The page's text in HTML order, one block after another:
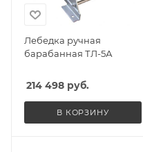
Лебедка ручная
барабанная ТЛ-5А
214 498 руб.
В КОРЗИНУ